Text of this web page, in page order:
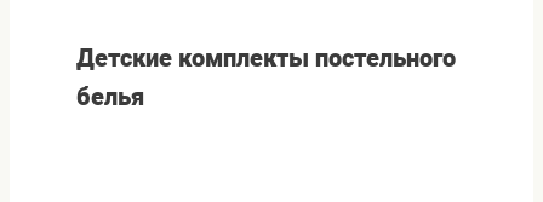
Детские комплекты постельного
белья